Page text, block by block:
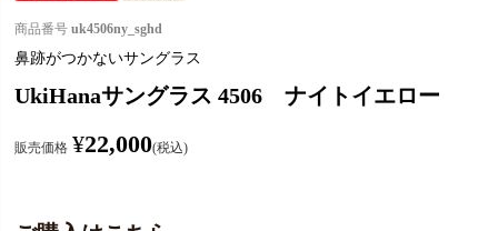
商品番号 uk4506ny_sghd
鼻跡がつかないサングラス
UkiHanaサングラス 4506 ナイトイエロー
販売価格 ¥22,000 税込